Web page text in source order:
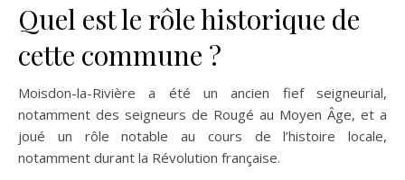
Quel est le rôle historique de
cette commune ?
Moisdon-la-Rivière a été un ancien fief seigneurial,
notamment des seigneurs de Rougé au Moyen Âge, et a
joué un rôle notable au cours de l’histoire locale,
notamment durant la Révolution française.